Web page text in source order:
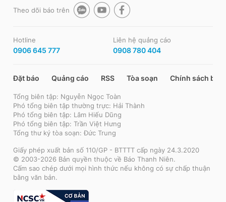
Theo dõi báo trên
Hotline
0906 645 777
Liên hệ quảng cáo
0908 780 404
Đặt báo Quảng cáo RSS Tòa soạn Chính sách bảo
Tổng biên tập: Nguyễn Ngọc Toàn
Phó tổng biên tập thường trực: Hải Thành
Phó tổng biên tập: Lâm Hiếu Dũng
Phó tổng biên tập: Trần Việt Hưng
Tổng thư ký tòa soạn: Đức Trung
Giấy phép xuất bản số 110/GP - BTTTT cấp ngày 24.3.2020
© 2003-2026 Bản quyền thuộc về Báo Thanh Niên.
Cấm sao chép dưới mọi hình thức nếu không có sự chấp thuận
bằng văn bản.